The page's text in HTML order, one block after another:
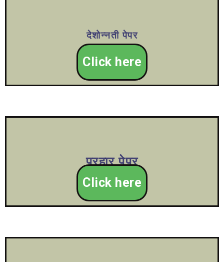
देशोन्नती पेपर
Click here
प्रहार पेपर
Click here